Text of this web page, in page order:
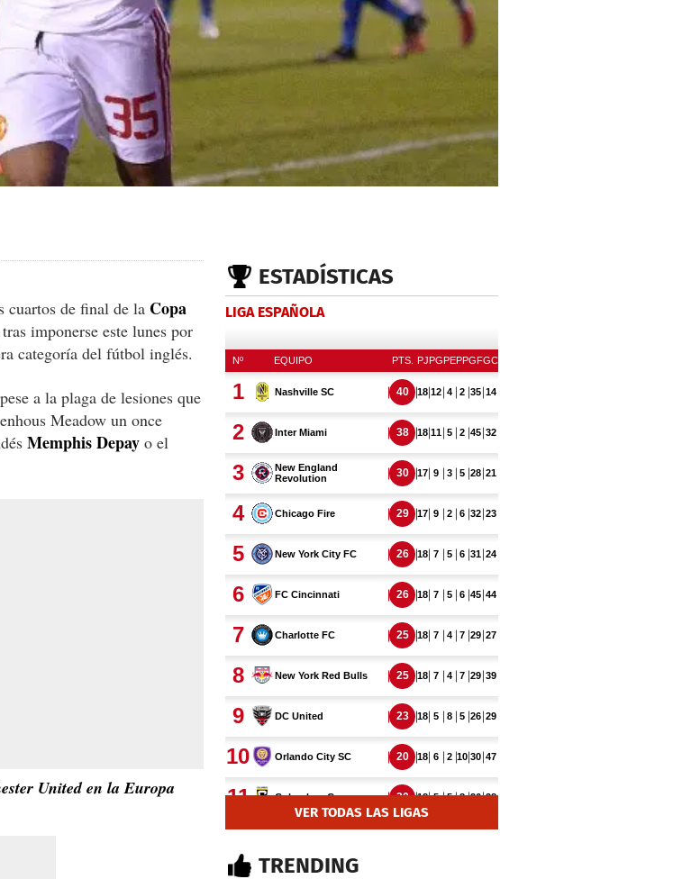
cuartos de final de la Copa
tras imponerse este lunes por
categoría del fútbol inglés.
a la plaga de lesiones que
Meadow un once
Memphis Depay o el
United en la Europa
ESTADÍSTICAS
LIGA ESPAÑOLA
VER TODAS LAS LIGAS
TRENDING